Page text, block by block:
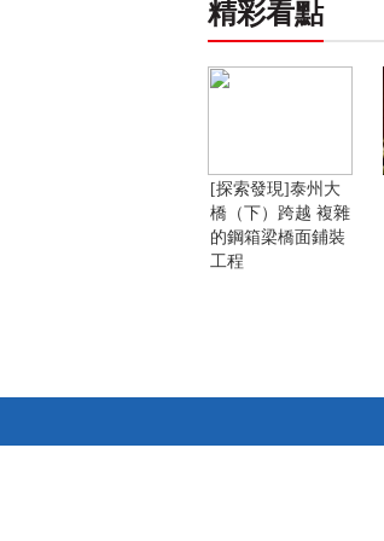
精彩看點
[探索發現]泰州大
橋（下）跨越 複雜
的鋼箱梁橋面鋪裝
工程